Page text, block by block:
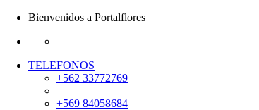
Bienvenidos a Portalflores
TELEFONOS
+562 33772769
+569 84058684